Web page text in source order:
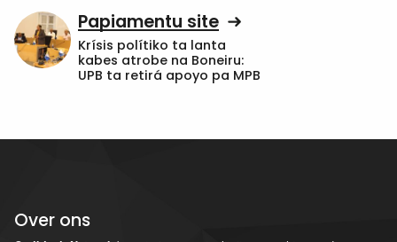
Papiamentu site
Krísis polítiko ta lanta
kabes atrobe na Boneiru:
UPB ta retirá apoyo pa MPB
Over ons